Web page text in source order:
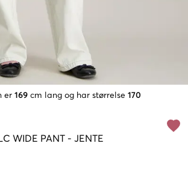
er 169 cm lang og har størrelse 170
WIDE PANT - JENTE